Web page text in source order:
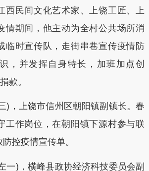
西民间文化艺术家、上饶工匠、上
情期间，他主动为全村公共场所消
临时宣传队，走街串巷宣传疫情防
，并发挥自身特长，加班加点创
款。
上饶市信州区朝阳镇副镇长。春
工作岗位，在朝阳镇下源村参与联
控疫情宣传单。
)，横峰县政协经济科技委员会副